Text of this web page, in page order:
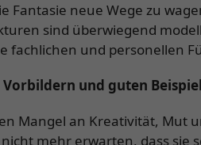
Fantasie neue Wege zu
sind überwiegend
fachlichen und personellen
Vorbildern und guten
Mangel an Kreativität, Mut
mehr erwarten, dass sie